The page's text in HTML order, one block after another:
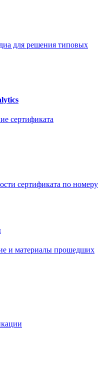
для решения типовых
сертификата
сертификата по номеру
и материалы прошедших